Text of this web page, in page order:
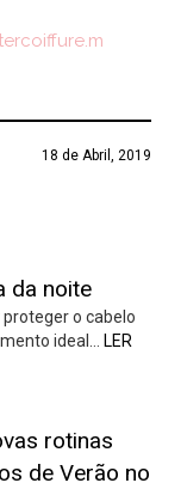
18 de Abril, 2019
da noite
o cabelo
ideal…
LER
rotinas
de Verão no